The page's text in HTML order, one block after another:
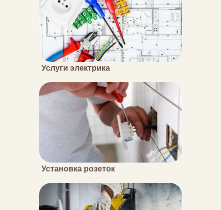
Услуги электрика
Установка розеток